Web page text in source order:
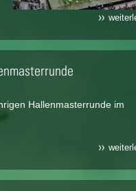
Hallenmasterrunde im